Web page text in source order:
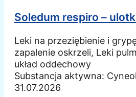
Soledum respiro –
Leki na przeziębienie i
zapalenie oskrzeli, Leki
układ oddechowy
Substancja aktywna: Cyneol
31.07.2026